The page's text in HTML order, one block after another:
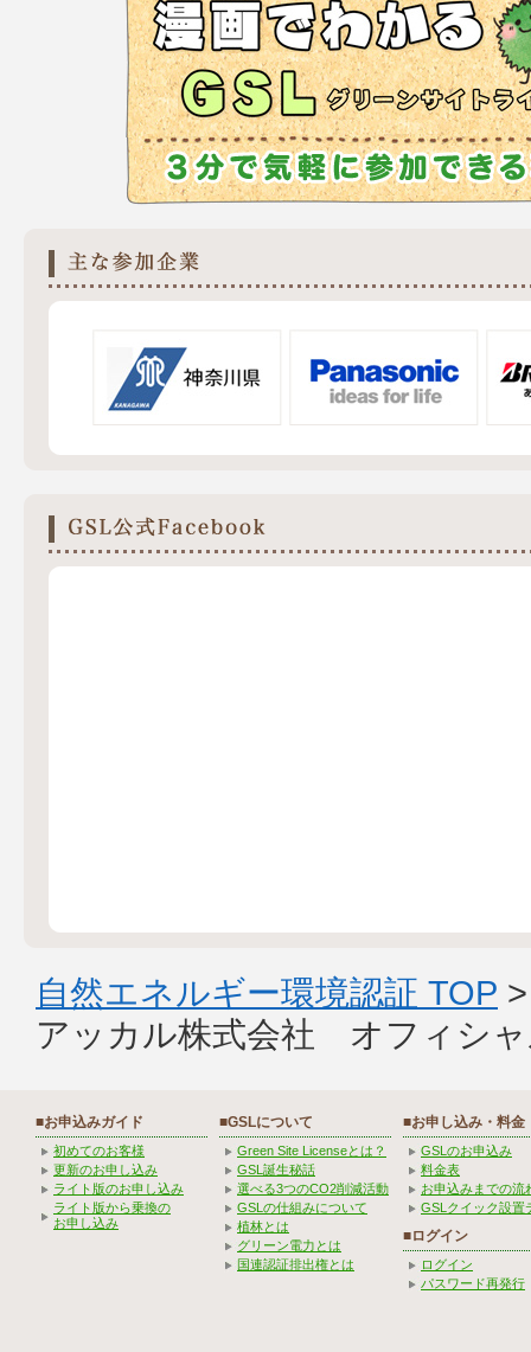
自然エネルギー環境認証 TOP
アッカル株式会社 オフィシ
■お申込みガイド
初めてのお客様
更新のお申し込み
ライト版のお申し込み
ライト版から乗換の
お申し込み
■GSLについて
Green Site Licenseとは？
GSL誕生秘話
選べる3つのCO2削減活動
GSLの仕組みについて
植林とは
グリーン電力とは
国連認証排出権とは
■お申し込み・料金
GSLのお申込み
料金表
お申込みまでの流
GSLクイック設置
■ログイン
ログイン
パスワード再発行